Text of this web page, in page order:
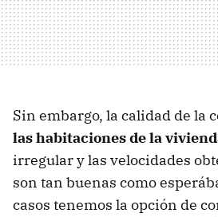
Sin embargo, la calidad de la
las habitaciones de la
irregular y las velocidades
son tan buenas como
casos tenemos la opción de